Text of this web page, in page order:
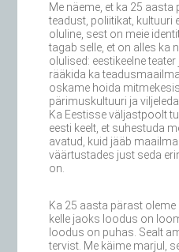
Me näeme, et ka 25
teadust, poliitikat, kultuuri
oluline, sest on meie
tagab selle, et on alles ka
olulised: eestikeelne
rääkida ka
oskame hoida
pärimuskultuuri ja
Ka Eestisse väljastpoolt
eesti keelt, et suhestuda
avatud, kuid jääb
väärtustades just seda
on.
Ka 25 aasta pärast
kelle jaoks loodus on
loodus on puhas. Sealt
tervist. Me käime marjul,